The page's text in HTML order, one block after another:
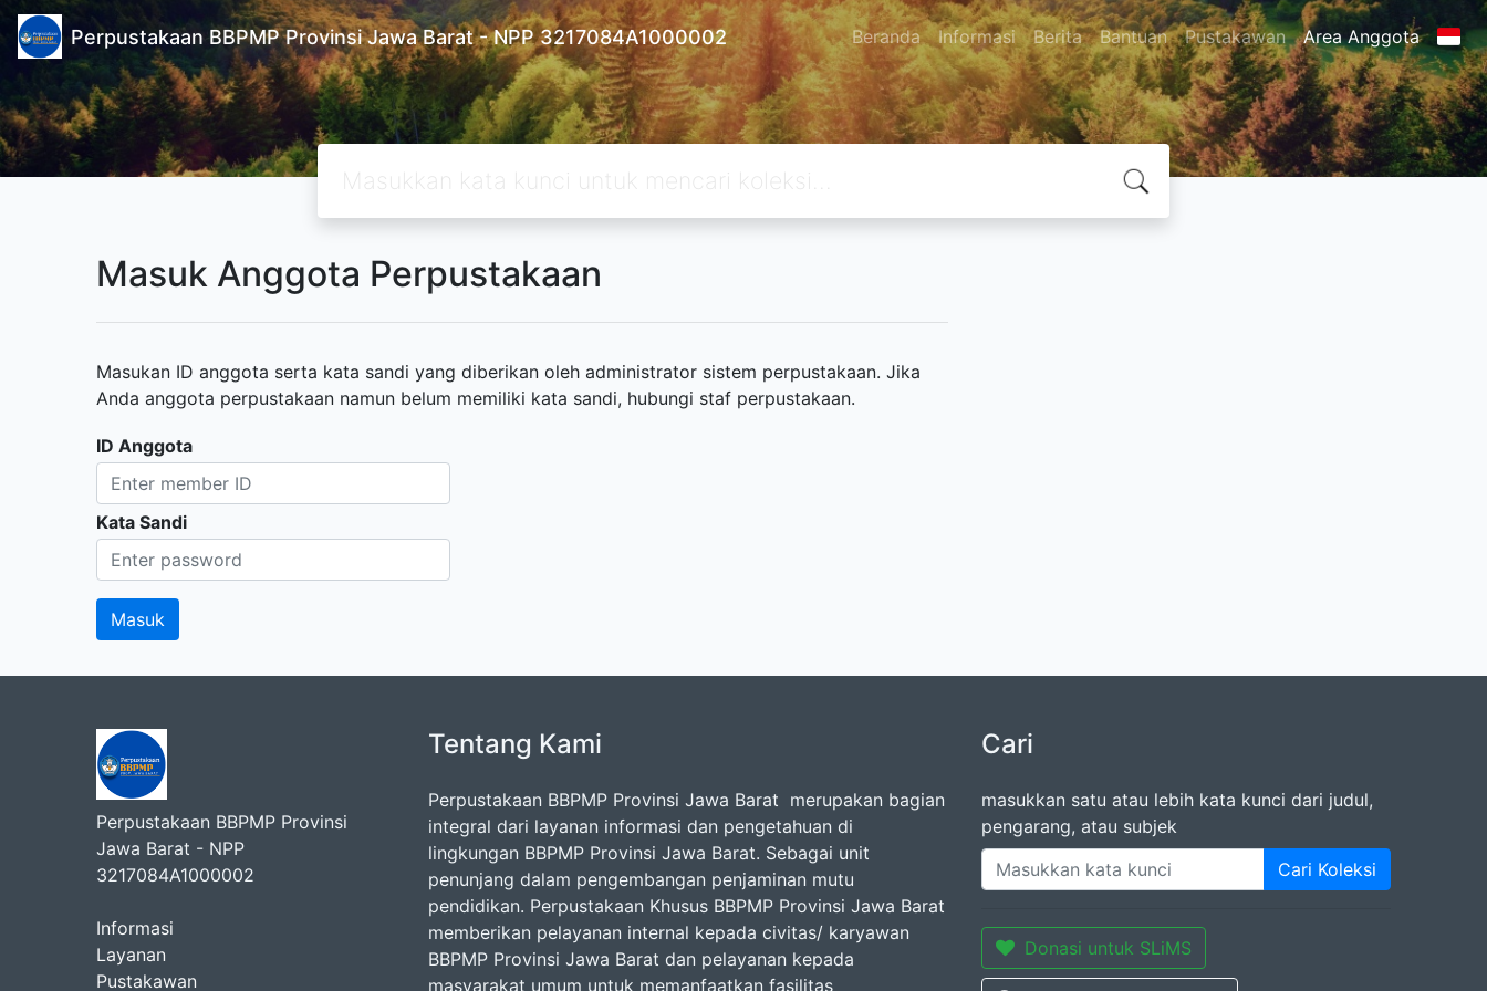
Perpustakaan BBPMP Provinsi Jawa Barat - NPP 3217084A1000002 Beranda Informasi Berita Bantuan Pustakawan Area Anggota
Masuk Anggota Perpustakaan
Masukan ID anggota serta kata sandi yang diberikan oleh administrator sistem perpustakaan. Jika
Anda anggota perpustakaan namun belum memiliki kata sandi, hubungi staf perpustakaan.
ID Anggota
Kata Sandi
Perpustakaan BBPMP Provinsi
Jawa Barat - NPP
3217084A1000002
Informasi
Layanan
Pustakawan
Tentang Kami
Perpustakaan BBPMP Provinsi Jawa Barat merupakan bagian
integral dari layanan informasi dan pengetahuan di
lingkungan BBPMP Provinsi Jawa Barat. Sebagai unit
penunjang dalam pengembangan penjaminan mutu
pendidikan. Perpustakaan Khusus BBPMP Provinsi Jawa Barat
memberikan pelayanan internal kepada civitas/ karyawan
BBPMP Provinsi Jawa Barat dan pelayanan kepada
masyarakat umum untuk memanfaatkan fasilitas
Cari
masukkan satu atau lebih kata kunci dari judul,
pengarang, atau subjek
Cari Koleksi
Donasi untuk SLiMS